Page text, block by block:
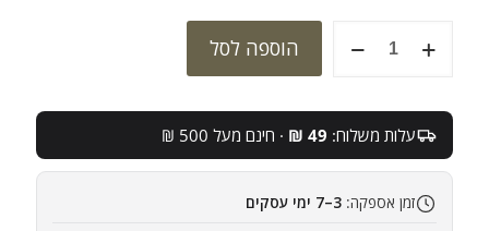
של
או
פנל
סולארי
NOMAD
20
הוספה לסל
עלות משלוח: 49 ₪ · חינם מעל 500 ₪
זמן אספקה: 3–7 ימי עסקים